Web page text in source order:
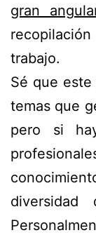
gran
trabajo.
Sé que
temas que
pero si